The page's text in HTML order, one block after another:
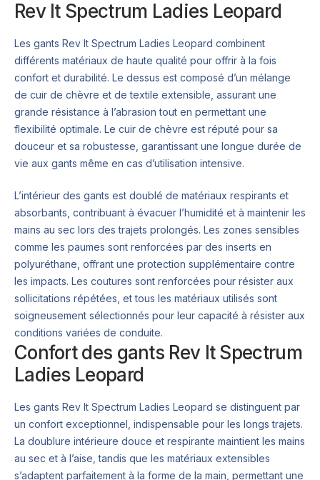
Rev It Spectrum Ladies Leopard
Les gants Rev It Spectrum Ladies Leopard combinent
différents matériaux de haute qualité pour offrir à la fois
confort et durabilité. Le dessus est composé d’un mélange
de cuir de chèvre et de textile extensible, assurant une
grande résistance à l’abrasion tout en permettant une
flexibilité optimale. Le cuir de chèvre est réputé pour sa
douceur et sa robustesse, garantissant une longue durée de
vie aux gants même en cas d’utilisation intensive.
L’intérieur des gants est doublé de matériaux respirants et
absorbants, contribuant à évacuer l’humidité et à maintenir les
mains au sec lors des trajets prolongés. Les zones sensibles
comme les paumes sont renforcées par des inserts en
polyuréthane, offrant une protection supplémentaire contre
les impacts. Les coutures sont renforcées pour résister aux
sollicitations répétées, et tous les matériaux utilisés sont
soigneusement sélectionnés pour leur capacité à résister aux
conditions variées de conduite.
Confort des gants Rev It Spectrum
Ladies Leopard
Les gants Rev It Spectrum Ladies Leopard se distinguent par
un confort exceptionnel, indispensable pour les longs trajets.
La doublure intérieure douce et respirante maintient les mains
au sec et à l’aise, tandis que les matériaux extensibles
s’adaptent parfaitement à la forme de la main, permettant une